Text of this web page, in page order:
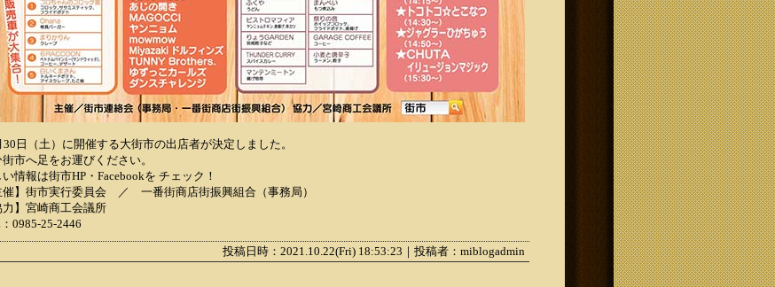
30日（土）に開催する大街市の出店者が決定しました。
市へ足をお運びください。
情報は街市HP・Facebookを チェック！
催】街市実行委員会 ／ 一番街商店街振興組合（事務局）
力】宮崎商工会議所
0985-25-2446
投稿日時：2021.10.22(Fri) 18:53:23｜投稿者：miblogadmin